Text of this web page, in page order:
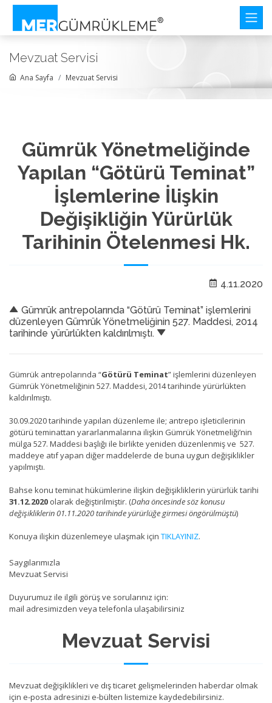
Mevzuat Servisi
Ana Sayfa Mevzuat Servisi
Mevzuat Servisi
Mevzuat değişiklikleri ve dış ticaret gelişmelerinden haberdar olmak
için e-posta adresinizi e-bülten listemize kaydedebilirsiniz.
Gümrük Yönetmeliğinde
Yapılan “Götürü Teminat”
İşlemlerine İlişkin
Değişikliğin Yürürlük
Tarihinin Ötelenmesi Hk.
4.11.2020
Gümrük antrepolarında “Götürü Teminat” işlemlerini
düzenleyen Gümrük Yönetmeliğinin 527. Maddesi, 2014
tarihinde yürürlükten kaldırılmıştı.
Gümrük antrepolarında “Götürü Teminat” işlemlerini düzenleyen
Gümrük Yönetmeliğinin 527. Maddesi, 2014 tarihinde yürürlükten
kaldırılmıştı.
30.09.2020 tarihinde yapılan düzenleme ile; antrepo işleticilerinin
götürü teminattan yararlanmalarına ilişkin Gümrük Yönetmeliği’nin
mülga 527. Maddesi başlığı ile birlikte yeniden düzenlenmiş ve 527.
maddeye atıf yapan diğer maddelerde de buna uygun değişiklikler
yapılmıştı.
Bahse konu teminat hükümlerine ilişkin değişikliklerin yürürlük tarihi
31.12.2020 olarak değiştirilmiştir. (Daha öncesinde söz konusu
değişikliklerin 01.11.2020 tarihinde yürürlüğe girmesi öngörülmüştü)
Konuya ilişkin düzenlemeye ulaşmak için TIKLAYINIZ.
Saygılarımızla
Mevzuat Servisi
Duyurumuz ile ilgili görüş ve sorularınız için:
mail adresimizden veya telefonla ulaşabilirsiniz